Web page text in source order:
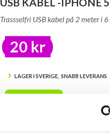
Trassselfri USB kabel på 2 meter i
20 kr
LAGER I SVERIGE, SNABB LEVERANS
Preliminärt åter i lager: Okänt